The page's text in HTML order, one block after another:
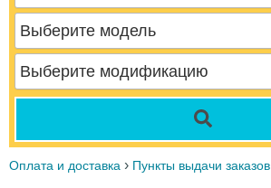
Выберите модель
Выберите модификацию
Оплата и доставка › Пункты выдачи заказов